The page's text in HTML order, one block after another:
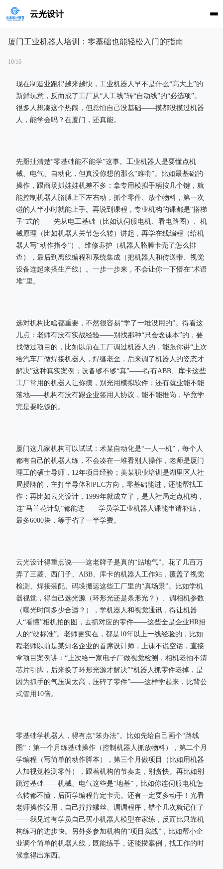
云光设计
厦门工业机器人培训：零基础也能轻松入门的指南
10/16
现在制造业跑得越来越快，工业机器人早不是什么“高大上”的
新鲜玩意，反而成了工厂从“人工线”转“自动线”的“必选项”。
很多人想凑这个热闹，但总怕自己没基础——摸都没摸过机器
人，能学会吗？在厦门，还真能。
先掰扯清楚“零基础能不能学”这事。工业机器人是要懂点机
械、电气、自动化，但真没你想的那么“难啃”。比如最基础的
操作，跟商场抓娃娃机差不多：拿专用模拟手柄按几个键，就
能控制机器人胳膊上下左右动，抓个零件、放个物料，第一次
碰的人半小时就能上手。再说到课程，专业机构的课都是“搭梯
子”式的——先从电工基础（比如认伺服电机、看电路图）、机
械原理（比如机器人关节怎么转）讲起，再学在线编程（给机
器人写“动作指令”）、维修养护（机器人胳膊卡壳了怎么排
查），最后到离线编程和系统集成（把机器人和传送带、视觉
设备连起来搭生产线）。一步一步来，不会让你一下懵在“术语
堆”里。
选对机构比啥都重要，不然很容易“学了一堆没用的”。得看这
几点：老师有没有实战经验——别找那种“只会念课本”的，要
找做过项目的，比如以前在工厂调过机器人的，能跟你讲“上次
给汽车厂做焊接机器人，焊缝老歪，后来调了机器人的姿态才
解决”这种真实案例；设备够不够“真”——得有ABB、库卡这些
工厂常用的机器人让你摸，别光用模拟软件；还有就业能不能
落地——机构有没有跟企业签用人协议，能不能推岗，毕竟学
完是要吃饭的。
厦门这几家机构可以试试：术某自动化是“一人一机”，每个人
都有自己的机器人练，不会凑在一堆看别人操作，老师是厦门
理工的硕士导师，12年项目经验；美某职业培训是湖里区人社
局授牌的，主打半导体和PLC方向，零基础能进，还能帮找工
作；再比如云光设计，1999年就成立了，是人社局定点机构，
连“马兰花计划”都能进——学员学工业机器人课能申请补贴，
最多6000块，等于省了一半学费。
云光设计得重点说——这老牌子是真的“贴地气”。花了几百万
弄了三菱、西门子、ABB、库卡的机器人工作站，覆盖了视觉
检测、焊接装配、码垛搬运这些工厂里的“真场景”。比如学机
器视觉，得自己选光源（环形光还是条形光？）、调相机参数
（曝光时间多少合适？），学机器人和视觉通讯，得让机器
人“看懂”相机拍的图，去抓对应的零件——这些全是企业HR招
人的“硬标准”。老师更实在，都是10年以上一线经验的，比如
程老师以前是某知名企业的首席设计师，上课不说空话，直接
拿项目案例讲：“上次给一家电子厂做视觉检测，相机老拍不清
芯片引脚，后来换了环形光源才解决”“机器人抓零件老掉，是
因为抓手的气压调太高，压碎了零件”——这样学起来，比背公
式管用10倍。
零基础学机器人，得有点“笨办法”。比如先给自己画个“路线
图”：第一个月练基础操作（控制机器人抓放物料），第二个月
学编程（写简单的动作脚本），第三个月做项目（比如用机器
人加视觉检测零件），跟着机构的节奏走，别贪快。再比如别
跳过基础——机械、电气这些是“地基”，比如你连伺服电机怎
么转都不懂，后面学编程肯定卡壳。还有一定要多动手！光看
老师操作没用，自己拧拧螺丝、调调程序，错个几次就记住了
——我见过有学员自己买小机器人模型在家练，反而比只靠机
构练习的进步快。另外多参加机构的“项目实战”，比如帮小企
业调个简单的机器人线，既能练手，还能攒案例，找工作的时
候拿得出东西。